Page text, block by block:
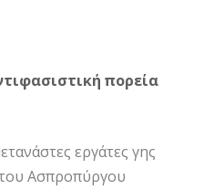
πορεία
εργάτες γης
Ασπροπύργου